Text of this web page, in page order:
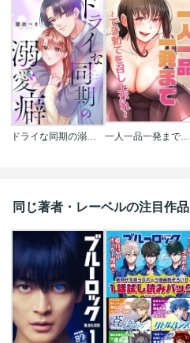
ドライな同期の溺愛癖 一人一品一発まで～でき勃てを召し上がれ～【完全版】【タテヨミ】
同じ著者・レーベルの注目作品